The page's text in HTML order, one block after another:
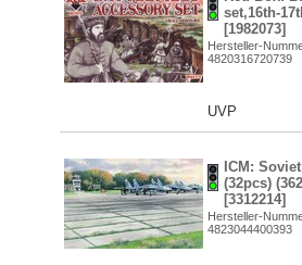
set,16th-
[1982073]
Hersteller-
4820316720739
UVP
ICM:
(32pcs)
[3312214]
Hersteller-
4823044400393